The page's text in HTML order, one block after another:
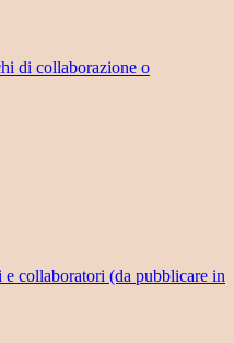
di collaborazione o
e collaboratori (da pubblicare in